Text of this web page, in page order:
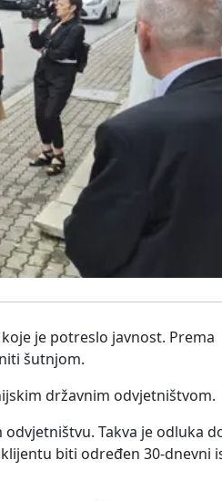
je potreslo javnost. Prema
šutnjom.
državnim odvjetništvom.
Takva je odluka
biti određen 30-dnevni